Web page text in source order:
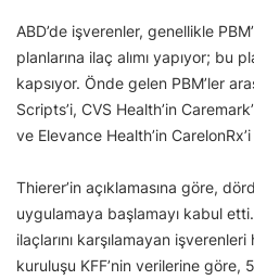
ABD’de işverenler, genellikle
planlarına ilaç alımı yapıyor; bu
kapsıyor. Önde gelen PBM’ler
Scripts’i, CVS Health’in
ve Elevance Health’in CarelonRx’i
Thierer’in açıklamasına göre,
uygulamaya başlamayı kabul
ilaçlarını karşılamayan
kuruluşu KFF’nin verilerine göre,